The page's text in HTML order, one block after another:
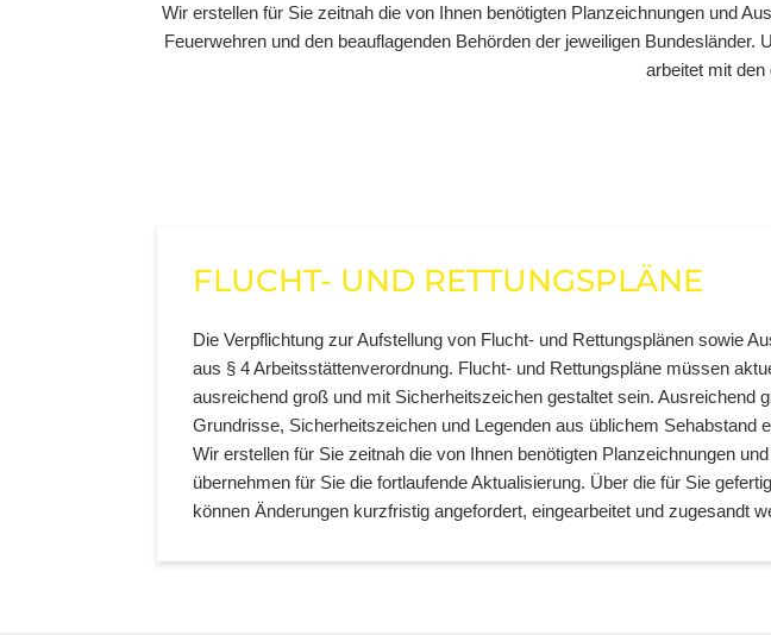
Wir erstellen für Sie zeitnah die von Ihnen benötigten Planzeichnungen und
Feuerwehren und den beauflagenden Behörden der jeweiligen
arbeitet mit den
FLUCHT- UND RETTUNGSPLÄNE
Die Verpflichtung zur Aufstellung von Flucht- und Rettungsplänen sowie
aus § 4 Arbeitsstättenverordnung. Flucht- und Rettungspläne müssen
ausreichend groß und mit Sicherheitszeichen gestaltet sein. Ausreichend
Grundrisse, Sicherheitszeichen und Legenden aus üblichem Sehabstand
Wir erstellen für Sie zeitnah die von Ihnen benötigten Planzeichnungen
übernehmen für Sie die fortlaufende Aktualisierung. Über die für Sie
können Änderungen kurzfristig angefordert, eingearbeitet und zugesandt